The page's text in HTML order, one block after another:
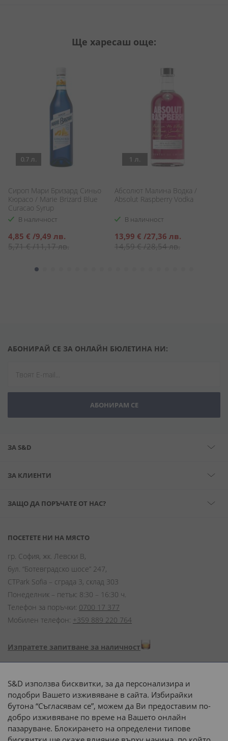
Ще харесаш още:
0.7 л.
Сироп Мари Бризард Синьо
Кюрасо / Marie Brizard Blue
Curacao Syrup
В наличност
Специална
цена
4,85 € /9,49 лв.
5,71 €/11,17 лв.
1 л.
Абсолют Малина Водка /
Absolut Raspberry Vodka
В наличност
Специална
цена
13,99 € /27,36 лв.
14,59 €/28,54 лв.
АБОНИРАЙ СЕ ЗА ОНЛАЙН БЮЛЕТИНА НИ:
АБОНИРАМ СЕ
ЗА S&D
ЗА КЛИЕНТИ
ЗАЩО ДА ПОРЪЧАТЕ ОТ НАС?
ПОСЕТЕТЕ НИ НА МЯСТО
гр. София, жк. Левски В,
бул. “Ботевградско шосе” 247,
CTPark Sofia – сграда 3, склад 303
Понеделник – петък: 8:30 – 16:30 ч.
Телефон за поръчки: 0700 17 377
Мобилен телефон: +359 889 220 764
Изпратете запитване за наличност
Начини на плащане:
Доставка до адрес с:
S&D използва бисквитки, за да персонализира и
подобри Вашето изживяване в сайта. Избирайки
бутона “Съгласявам се”, можем да Ви предоставим по-
добро изживяване по време на Вашето онлайн
пазаруване. Блокирането на определени типове